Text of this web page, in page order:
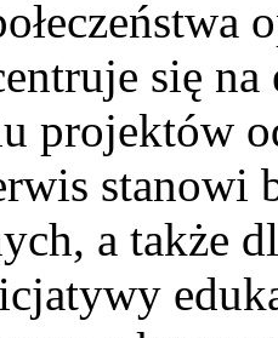
się na
projektów
stanowi
a także